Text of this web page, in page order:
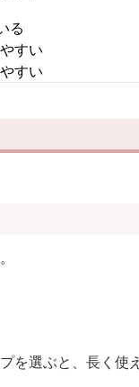
る
すい
すい
選ぶと、長く使え